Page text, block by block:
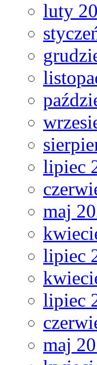
luty
lipiec
maj
lipiec
lipiec
maj